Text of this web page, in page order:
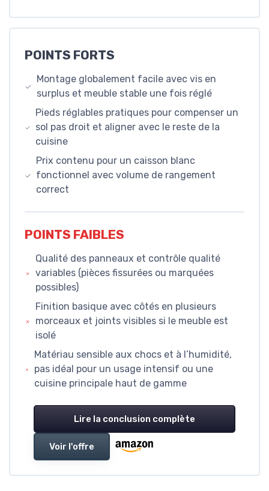
POINTS FORTS
Montage globalement facile avec vis en
surplus et meuble stable une fois réglé
Pieds réglables pratiques pour compenser un
sol pas droit et aligner avec le reste de la
cuisine
Prix contenu pour un caisson blanc
fonctionnel avec volume de rangement
correct
POINTS FAIBLES
Qualité des panneaux et contrôle qualité
variables (pièces fissurées ou marquées
possibles)
Finition basique avec côtés en plusieurs
morceaux et joints visibles si le meuble est
isolé
Matériau sensible aux chocs et à l’humidité,
pas idéal pour un usage intensif ou une
cuisine principale haut de gamme
Lire la conclusion complète
Voir l'offre